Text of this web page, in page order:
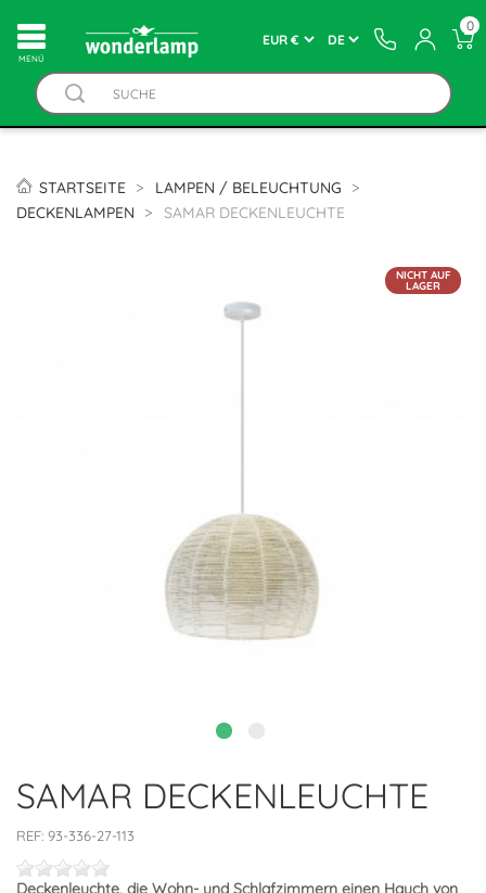
MENÚ
0
STARTSEITE
LAMPEN / BELEUCHTUNG
DECKENLAMPEN
SAMAR DECKENLEUCHTE
NICHT AUF
LAGER
SAMAR DECKENLEUCHTE
REF: 93-336-27-113
Deckenleuchte, die Wohn- und Schlafzimmern einen Hauch von